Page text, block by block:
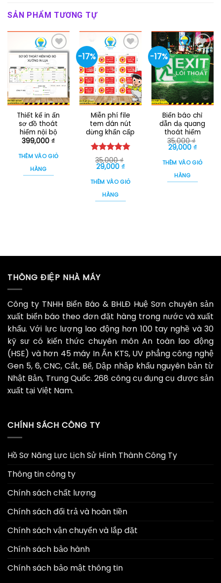
SẢN PHẨM TƯƠNG TỰ
Thiết kế in ấn
sơ đồ thoát
hiểm nội bộ
399,000₫
THÊM VÀO GIỎ
HÀNG
-17%
Miễn phí file
tem dán nút
dừng khẩn cấp
Được xếp
hạng5.00
35,000₫
Giá
gốc
là:
35,000 ₫.
29,000 ₫Giá
tại
là:
THÊM VÀO GIỎ
HÀNG
-17%
Biển báo chỉ
dẫn dạ quang
thoát hiểm
35,000₫
Giá
gốc
là:
35,000 ₫.
29,000 ₫Giá
tại
là:
THÊM VÀO GIỎ
HÀNG
THÔNG ĐIỆP NHÀ MÁY
Công ty TNHH Biển Báo & BHLĐ Huệ Sơn chuyên sản
xuất biển báo theo đơn đặt hàng trong nước và xuất
khẩu. Với lực lượng lao động hơn 100 tay nghề và 30
kỹ sư có kiến thức chuyên môn An toàn lao động
(HSE) và hơn 45 máy In Ấn KTS, UV phẳng công nghệ
Gen 5, 6, CNC, Cắt, Bế, Dập nhập khẩu nguyên bản từ
Nhật Bản, Trung Quốc. 268 công cụ dụng cụ được sản
xuất tại Việt Nam.
CHÍNH SÁCH CÔNG TY
Hồ Sơ Năng Lực Lịch Sử Hình Thành Công Ty
Thông tin công ty
Chính sách chất lượng
Chính sách đổi trả và hoàn tiền
Chính sách vận chuyển và lắp đặt
Chính sách bảo hành
Chính sách bảo mật thông tin